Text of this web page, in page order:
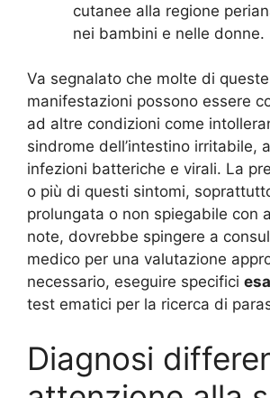
cutanee alla regione
nei bambini e nelle donne.
Va segnalato che molte di queste
manifestazioni possono essere
ad altre condizioni come
sindrome dell’intestino irritabile,
infezioni batteriche e virali. La
o più di questi sintomi,
prolungata o non spiegabile con
note, dovrebbe spingere a
medico per una valutazione
necessario, eseguire specifici
test ematici per la ricerca di
Diagnosi